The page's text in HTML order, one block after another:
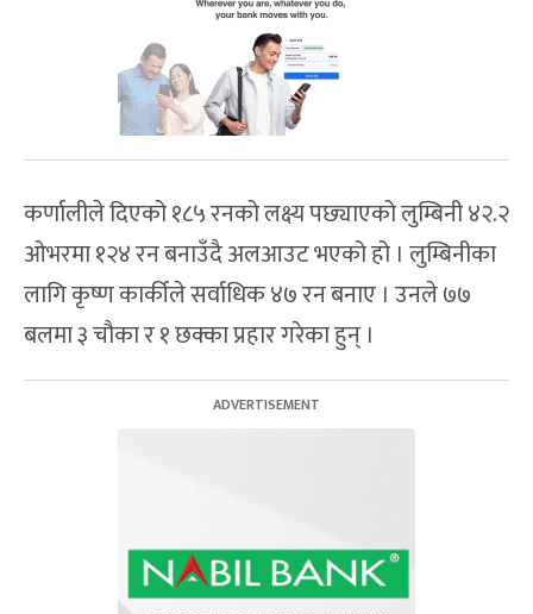
कर्णालीले दिएको १८५ रनको लक्ष्य पछ्याएको लुम्बिनी ४२.२
ओभरमा १२४ रन बनाउँदै अलआउट भएको हो । लुम्बिनीका
लागि कृष्ण कार्कीले सर्वाधिक ४७ रन बनाए । उनले ७७
बलमा ३ चौका र १ छक्का प्रहार गरेका हुन् ।